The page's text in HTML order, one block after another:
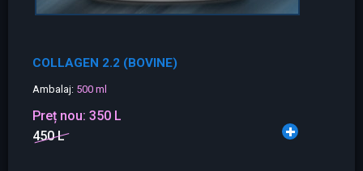
COLLAGEN 2.2 (BOVINE)
Ambalaj: 500 ml
Preț nou: 350 L
450 L